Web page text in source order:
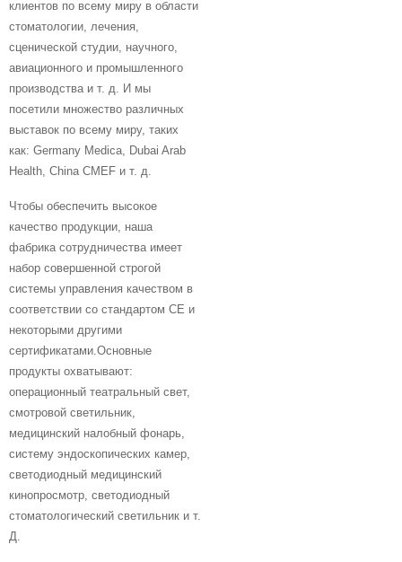
клиентов по всему миру в области
стоматологии, лечения,
сценической студии, научного,
авиационного и промышленного
производства и т. д. И мы
посетили множество различных
выставок по всему миру, таких
как: Germany Medica, Dubai Arab
Health, China CMEF и т. д.
Чтобы обеспечить высокое
качество продукции, наша
фабрика сотрудничества имеет
набор совершенной строгой
системы управления качеством в
соответствии со стандартом CE и
некоторыми другими
сертификатами.Основные
продукты охватывают:
операционный театральный свет,
смотровой светильник,
медицинский налобный фонарь,
систему эндоскопических камер,
светодиодный медицинский
кинопросмотр, светодиодный
стоматологический светильник и т.
Д.